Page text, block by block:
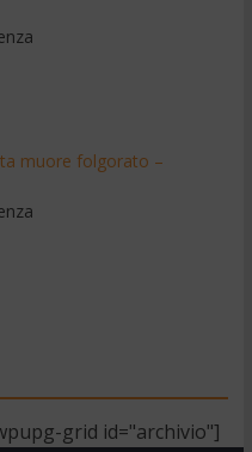
muore folgorato –
grid id="archivio"]